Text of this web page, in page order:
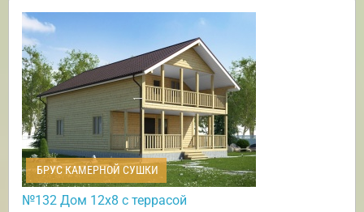
БРУС КАМЕРНОЙ СУШКИ
№132 Дом 12х8 с террасой